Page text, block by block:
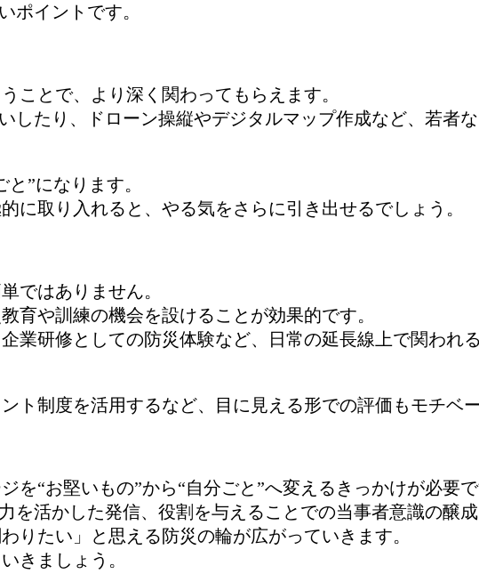
ポイントです。
ことで、より深く関わってもらえます。
したり、ドローン操縦やデジタルマップ作成など、若者
”になります。
に取り入れると、やる気をさらに引き出せるでしょう。
ではありません。
育や訓練の機会を設けることが効果的です。
業研修としての防災体験など、日常の延長線上で関われ
ト制度を活用するなど、目に見える形での評価もモチベ
“お堅いもの”から“自分ごと”へ変えるきっかけが必要で
を活かした発信、役割を与えることでの当事者意識の醸
りたい」と思える防災の輪が広がっていきます。
きましょう。